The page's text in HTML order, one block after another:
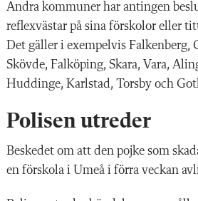
Andra kommuner har antingen
reflexvästar på sina förskolor eller
Det gäller i exempelvis Falkenberg,
Skövde, Falköping, Skara, Vara,
Huddinge, Karlstad, Torsby och
Polisen utreder
Beskedet om att den pojke som
en förskola i Umeå i förra veckan